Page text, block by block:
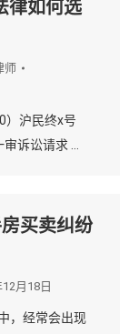
律如何选
师
）沪民终x号
诉讼请求 …
买卖纠纷
月18日
，经常会出现